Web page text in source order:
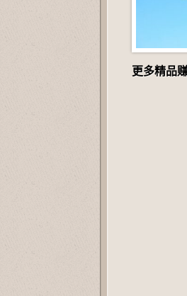
更多精品